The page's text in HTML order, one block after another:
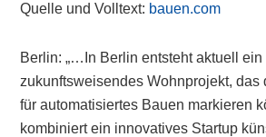
Quelle und Volltext: bauen.com
Berlin: „…In Berlin entsteht aktuell ein
zukunftsweisendes Wohnprojekt, das
für automatisiertes Bauen markieren
kombiniert ein innovatives Startup